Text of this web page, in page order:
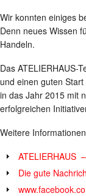
Wir konnten einiges
Denn neues Wissen
Handeln.
Das ATELIERHAUS-
und einen guten Start
in das Jahr 2015 mit
erfolgreichen
Weitere
ATELIERHAUS
Die gute